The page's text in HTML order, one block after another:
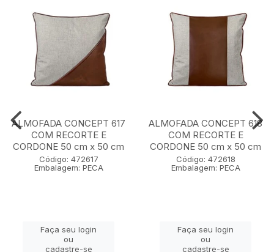
ALMOFADA CONCEPT 617
COM RECORTE E
CORDONE 50 cm x 50 cm
Código: 472617
Embalagem: PECA
Faça seu login
ou
cadastre-se
ALMOFADA CONCEPT 618
COM RECORTE E
CORDONE 50 cm x 50 cm
Código: 472618
Embalagem: PECA
Faça seu login
ou
cadastre-se